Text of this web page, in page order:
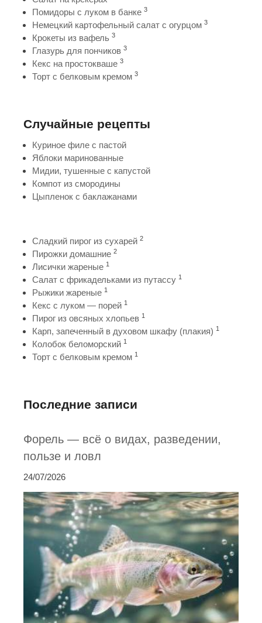
Помидоры с луком в банке 3
Немецкий картофельный салат с огурцом 3
Крокеты из вафель 3
Глазурь для пончиков 3
Кекс на простокваше 3
Торт с белковым кремом 3
Случайные рецепты
Куриное филе с пастой
Яблоки маринованные
Мидии, тушенные с капустой
Компот из смородины
Цыпленок с баклажанами
Сладкий пирог из сухарей 2
Пирожки домашние 2
Лисички жареные 1
Салат с фрикадельками из путассу 1
Рыжики жареные 1
Кекс с луком — порей 1
Пирог из овсяных хлопьев 1
Карп, запеченный в духовом шкафу (плакия) 1
Колобок беломорский 1
Торт с белковым кремом 1
Последние записи
Форель — всё о видах, разведении,
пользе и ловл
24/07/2026